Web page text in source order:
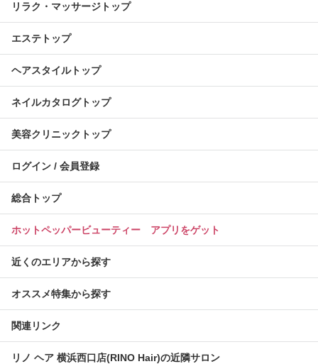
リラク・マッサージトップ
エステトップ
ヘアスタイルトップ
ネイルカタログトップ
美容クリニックトップ
ログイン / 会員登録
総合トップ
ホットペッパービューティー アプリをゲット
近くのエリアから探す
オススメ特集から探す
関連リンク
リノ ヘア 横浜西口店(RINO Hair)の近隣サロン